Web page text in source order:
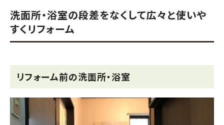
洗面所・浴室の段差をなくして広々と使いや
すくリフォーム
リフォーム前の洗面所・浴室